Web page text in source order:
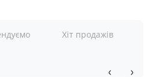
Хіт продажів